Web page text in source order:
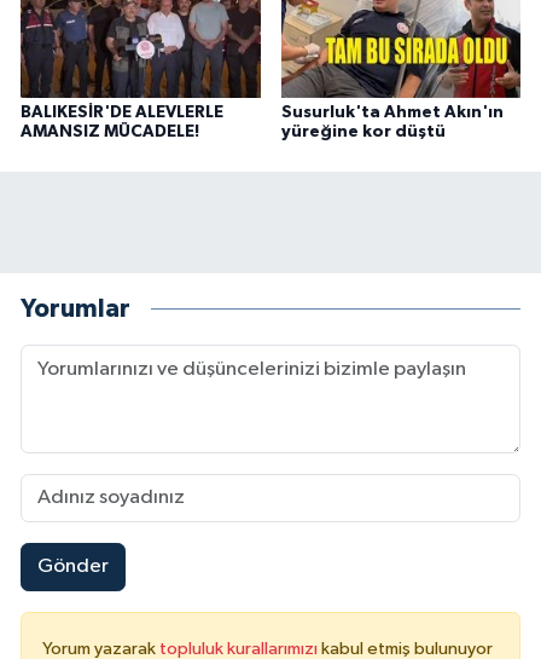
BALIKESİR'DE ALEVLERLE
AMANSIZ MÜCADELE!
Susurluk'ta Ahmet Akın'ın
yüreğine kor düştü
Yorumlar
Gönder
Yorum yazarak topluluk kurallarımızı kabul etmiş bulunuyor